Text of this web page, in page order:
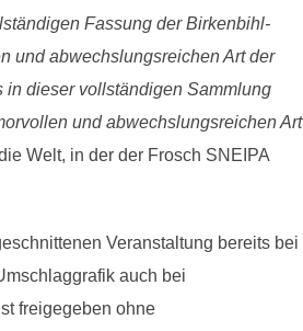
Fassung der Birkenbihl-
und abwechslungsreichen Art der
in dieser vollständigen Sammlung
und abwechslungsreichen Art
Welt, in der der Frosch SNEIPA
Veranstaltung bereits bei
auch bei
freigegeben ohne